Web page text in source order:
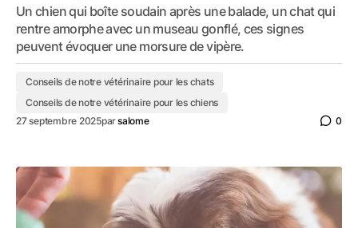
Un chien qui boîte soudain après une balade, un chat qui
rentre amorphe avec un museau gonflé, ces signes
peuvent évoquer une morsure de vipère.
Conseils de notre vétérinaire pour les chats
Conseils de notre vétérinaire pour les chiens
27 septembre 2025parsalome 0